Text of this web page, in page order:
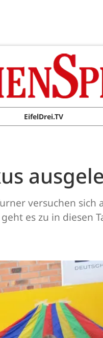
EifelDrei.TV
versuchen
es zu in diesen